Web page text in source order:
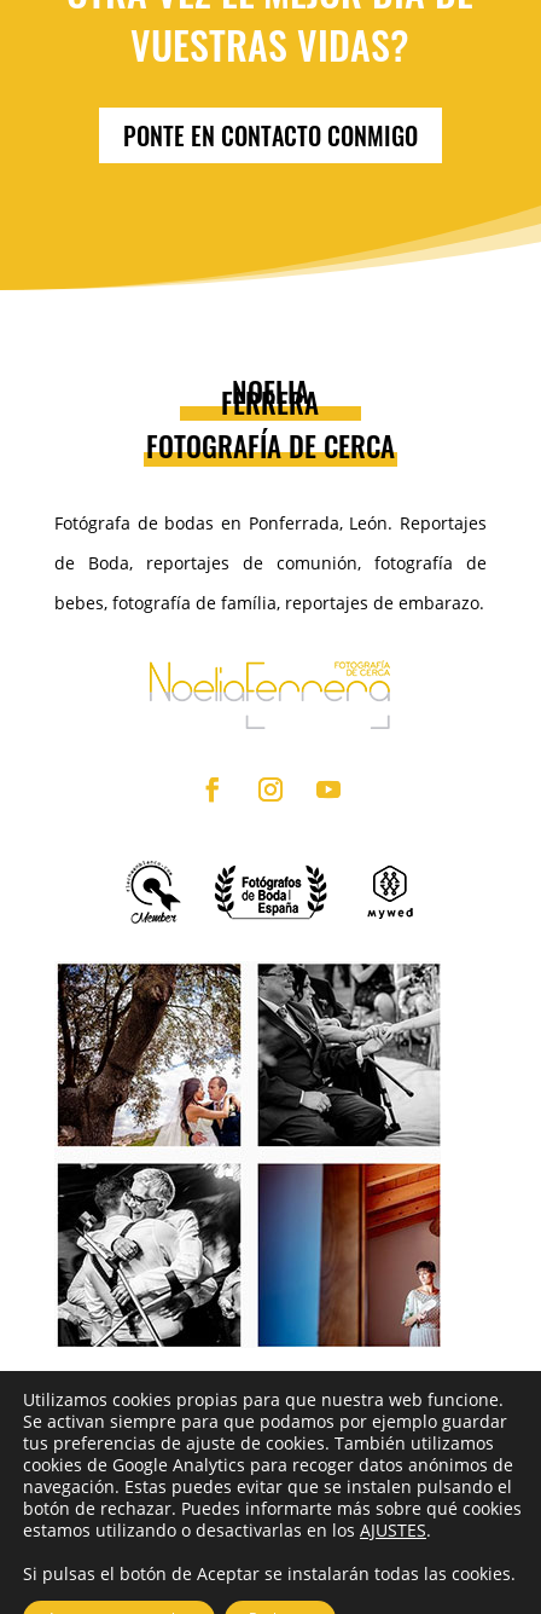
VUESTRAS VIDAS?
PONTE EN CONTACTO CONMIGO
NOELIA
FERRERA
FOTOGRAFÍA DE CERCA
Fotógrafa de bodas en Ponferrada, León. Reportajes
de Boda, reportajes de comunión, fotografía de
bebes, fotografía de família, reportajes de embarazo.
Sigueme en instagram
© Noelia Ferrera. Fotógrafo de Bodas en Ponferrada,
León. |Aviso Legal| Política de cookies
Utilizamos cookies propias para que nuestra web funcione.
Se activan siempre para que podamos por ejemplo guardar
tus preferencias de ajuste de cookies. También utilizamos
cookies de Google Analytics para recoger datos anónimos de
navegación. Estas puedes evitar que se instalen pulsando el
botón de rechazar. Puedes informarte más sobre qué cookies
estamos utilizando o desactivarlas en los AJUSTES.
Si pulsas el botón de Aceptar se instalarán todas las cookies.